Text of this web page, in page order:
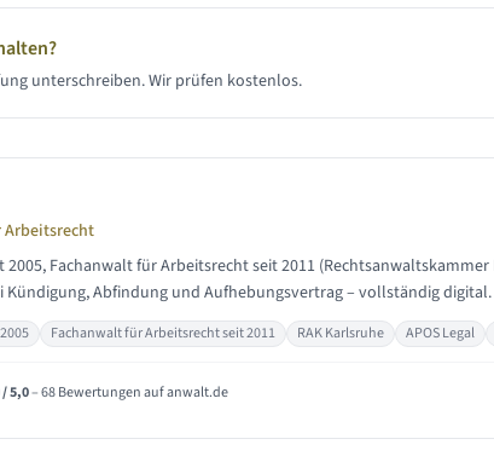
unterschreiben. Wir prüfen kostenlos.
Arbeitsrecht
2005, Fachanwalt für Arbeitsrecht seit 2011
Kündigung, Abfindung und Aufhebungsvertrag – vollständig digital.
Fachanwalt für Arbeitsrecht seit 2011 RAK Karlsruhe APOS Legal
5,0– 68 Bewertungen auf anwalt.de